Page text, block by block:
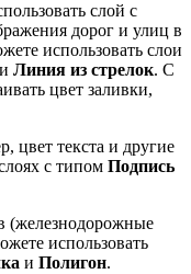
слой с
дорог и улиц в
использовать слои
и Линия из стрелок. С
цвет заливки,
цвет текста и другие
с типом Подпись
(железнодорожные
использовать
и Полигон.